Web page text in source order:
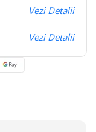
Vezi Detalii
Vezi Detalii